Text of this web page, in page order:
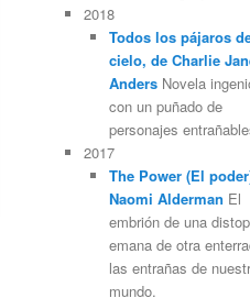
2018
Todos los pájaros
cielo, de Charlie
AndersNovela
con un puñado de
personajes
2017
The Power (El
Naomi Alderman El
embrión de una
emana de otra
las entrañas de
mundo.